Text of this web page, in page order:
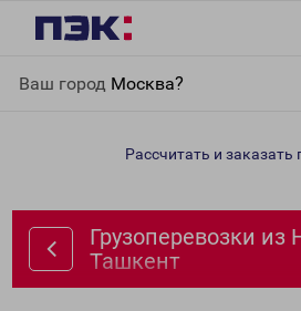
Ваш город Москва?
Ташкент
Рассчитать и заказать
Грузоперевозки
Ташкент